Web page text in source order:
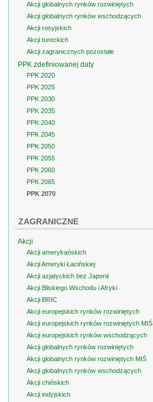
Akcji globalnych rynków rozwiniętych
Akcji globalnych rynków wschodzących
Akcji rosyjskich
Akcji tureckich
Akcji zagranicznych pozostałe
PPK zdefiniowanej daty
PPK 2020
PPK 2025
PPK 2030
PPK 2035
PPK 2040
PPK 2045
PPK 2050
PPK 2055
PPK 2060
PPK 2065
PPK 2070
ZAGRANICZNE
Akcji
Akcji amerykańskich
Akcji Ameryki Łacińskiej
Akcji azjatyckich bez Japonii
Akcji Bliskiego Wschodu i Afryki
Akcji BRIC
Akcji europejskich rynków rozwiniętych
Akcji europejskich rynków rozwiniętych MIŚ
Akcji europejskich rynków wschodzących
Akcji globalnych rynków rozwiniętych
Akcji globalnych rynków rozwiniętych MIŚ
Akcji globalnych rynków wschodzących
Akcji chińskich
Akcji indyjskich